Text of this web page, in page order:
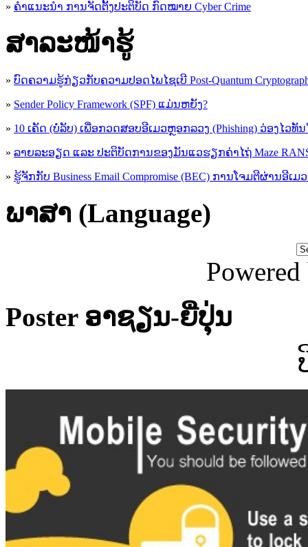
» ຄຳແນະນຳ ການຈັດຕັ້ງປະຕິບັດ ກົດໝາຍ Cyber Crime
ສາລະໜ້າຮູ້
» ບົດຄວາມຮູ້ກ່ຽວກັບຄວາມປອດໄພໄຊເບີ Post-Quantum
» Sender Policy Framework (SPF) ແມ່ນຫຍັງ?
» 10 ເຄັດ (ບໍ່ລັບ) ເພື່ອກວດສອບອີເມວຫຼອກລວງ (Phishing) ວ່ອງໄວທັ
» ລາຍລະອຽດ ແລະ ປະຕິບັດການຂອງມັນແວຮຽກຄ່າໄຖ່ Maze
» ຮູ້​ຈັກກັບ​ Business Email Compromise (BEC) ການ​ໂຈມ​ຕີ​ຜ່ານ​ອີ​ເ
ພາສາ (Language)
Poster ອາຊຽນ-ຍີ່ປຸ່ນ